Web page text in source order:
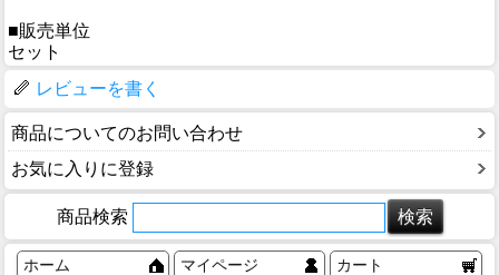
■販売単位
セット
レビューを書く
商品についてのお問い合わせ
お気に入りに登録
商品検索
ホーム マイページ カート